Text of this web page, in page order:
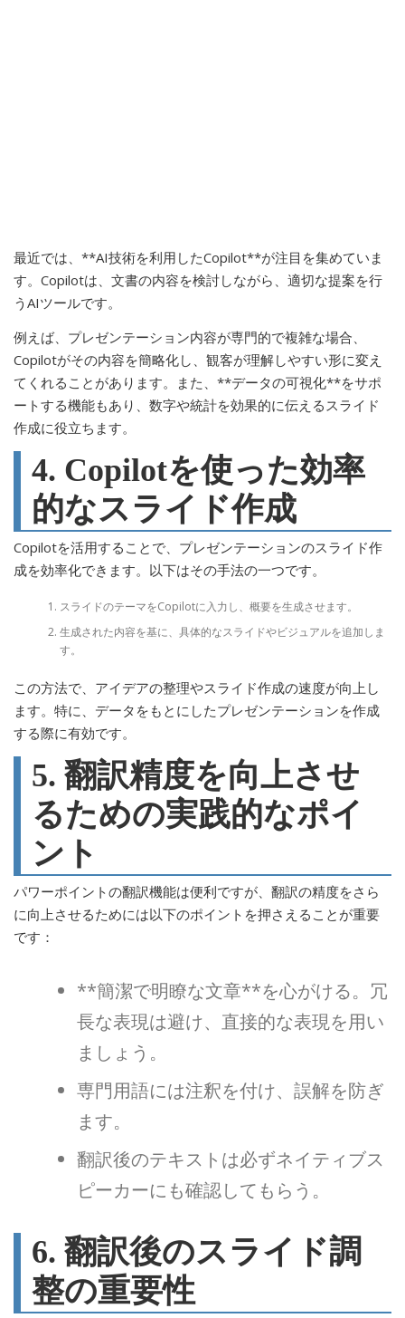
最近では、**AI技術を利用したCopilot**が注目を集めていま
す。Copilotは、文書の内容を検討しながら、適切な提案を行
うAIツールです。
例えば、プレゼンテーション内容が専門的で複雑な場合、
Copilotがその内容を簡略化し、観客が理解しやすい形に変え
てくれることがあります。また、**データの可視化**をサポ
ートする機能もあり、数字や統計を効果的に伝えるスライド
作成に役立ちます。
4. Copilotを使った効率
的なスライド作成
Copilotを活用することで、プレゼンテーションのスライド作
成を効率化できます。以下はその手法の一つです。
スライドのテーマをCopilotに入力し、概要を生成させます。
生成された内容を基に、具体的なスライドやビジュアルを追加しま
す。
この方法で、アイデアの整理やスライド作成の速度が向上し
ます。特に、データをもとにしたプレゼンテーションを作成
する際に有効です。
5. 翻訳精度を向上させ
るための実践的なポイ
ント
パワーポイントの翻訳機能は便利ですが、翻訳の精度をさら
に向上させるためには以下のポイントを押さえることが重要
です：
**簡潔で明瞭な文章**を心がける。冗
長な表現は避け、直接的な表現を用い
ましょう。
専門用語には注釈を付け、誤解を防ぎ
ます。
翻訳後のテキストは必ずネイティブス
ピーカーにも確認してもらう。
6. 翻訳後のスライド調
整の重要性